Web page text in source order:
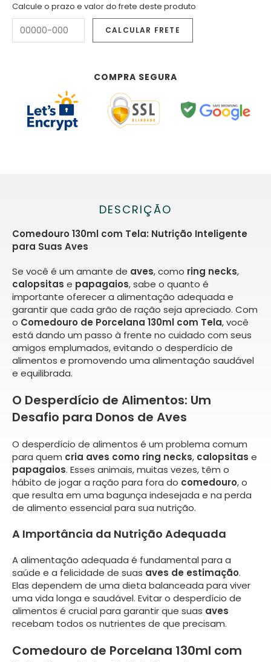
Calcule o prazo e valor do frete deste produto
COMPRA SEGURA
DESCRIÇÃO
Comedouro 130ml com Tela: Nutrição Inteligente
para Suas Aves
Se você é um amante de aves, como ring necks,
calopsitas e papagaios, sabe o quanto é
importante oferecer a alimentação adequada e
garantir que cada grão de ração seja apreciado. Com
o Comedouro de Porcelana 130ml com Tela, você
está dando um passo à frente no cuidado com seus
amigos emplumados, evitando o desperdício de
alimentos e promovendo uma alimentação saudável
e equilibrada.
O Desperdício de Alimentos: Um
Desafio para Donos de Aves
O desperdício de alimentos é um problema comum
para quem cria aves como ring necks, calopsitas e
papagaios. Esses animais, muitas vezes, têm o
hábito de jogar a ração para fora do comedouro, o
que resulta em uma bagunça indesejada e na perda
de alimento essencial para sua nutrição.
A Importância da Nutrição Adequada
A alimentação adequada é fundamental para a
saúde e a felicidade de suas aves de estimação.
Elas dependem de uma dieta balanceada para viver
uma vida longa e saudável. Evitar o desperdício de
alimentos é crucial para garantir que suas aves
recebam todos os nutrientes de que precisam.
Comedouro de Porcelana 130ml com